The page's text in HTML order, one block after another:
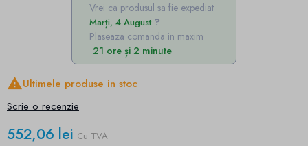
Vrei ca produsul sa fie expediat
Marți, 4 August
Plaseaza comanda in maxim
21 ore și 2 minute
Ultimele produse in stoc
Scrie o recenzie
552,06 lei Cu TVA